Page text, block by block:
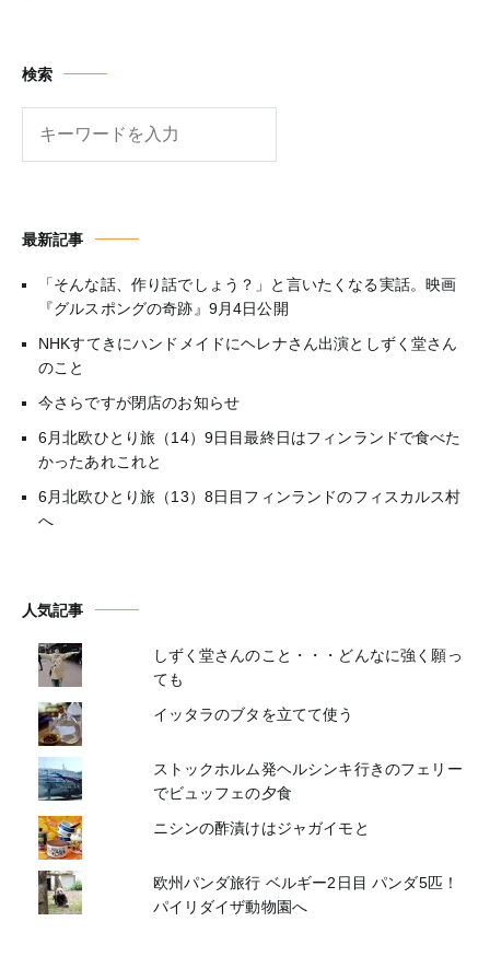
検索
最新記事
「そんな話、作り話でしょう？」と言いたくなる実話。映画
『グルスポングの奇跡』9月4日公開
NHKすてきにハンドメイドにヘレナさん出演としずく堂さん
のこと
今さらですが閉店のお知らせ
6月北欧ひとり旅（14）9日目最終日はフィンランドで食べた
かったあれこれと
6月北欧ひとり旅（13）8日目フィンランドのフィスカルス村
へ
人気記事
しずく堂さんのこと・・・どんなに強く願っ
ても
イッタラのブタを立てて使う
ストックホルム発ヘルシンキ行きのフェリー
でビュッフェの夕食
ニシンの酢漬けはジャガイモと
欧州パンダ旅行 ベルギー2日目 パンダ5匹！
パイリダイザ動物園へ